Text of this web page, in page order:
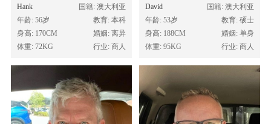
Hank
国籍: 澳大利亚
年龄: 56岁
教育: 本科
身高: 170CM
婚姻: 离异
体重: 72KG
行业: 商人
David
国籍: 澳大利亚
年龄: 53岁
教育: 硕士
身高: 188CM
婚姻: 单身
体重: 95KG
行业: 商人